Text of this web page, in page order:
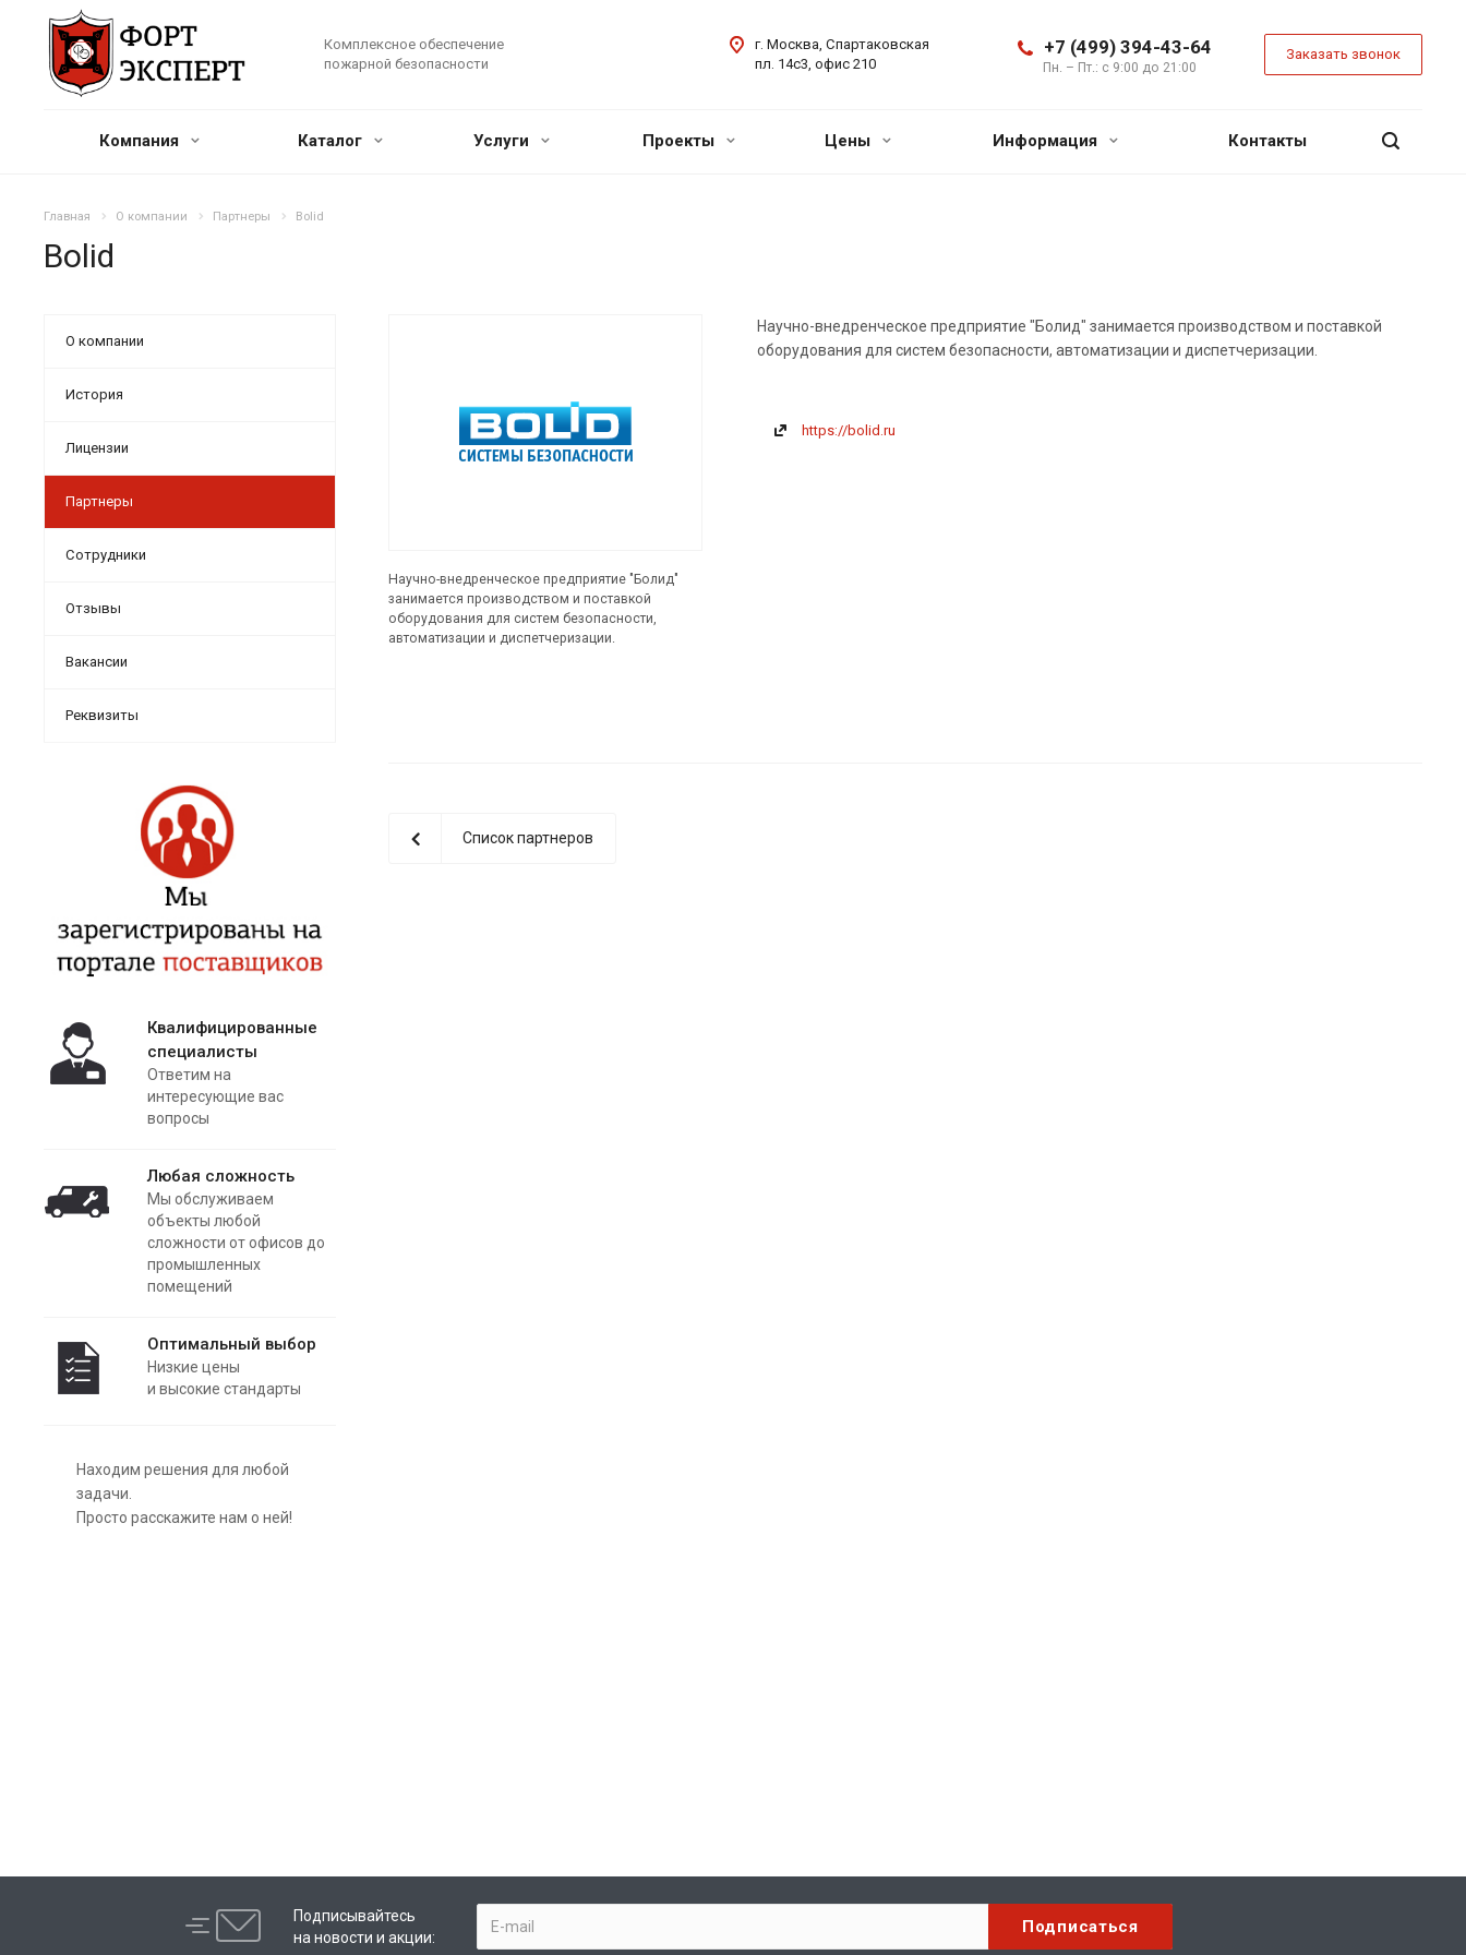
Комплексное обеспечение
пожарной безопасности
+7 (499) 394-43-64
Пн. – Пт.: с 9:00 до 21:00
Заказать звонок
г. Москва, Спартаковская
пл. 14с3, офис 210
Компания Каталог Услуги Проекты Цены Информация Контакты
Главная О компании Партнеры Bolid
Bolid
Научно-внедренческое предприятие "Болид"
занимается производством и поставкой
оборудования для систем безопасности,
автоматизации и диспетчеризации.
Научно-внедренческое предприятие "Болид" занимается производством и поставкой
оборудования для систем безопасности, автоматизации и диспетчеризации.
https://bolid.ru
Список партнеров
О компании
История
Лицензии
Партнеры
Сотрудники
Отзывы
Вакансии
Реквизиты
Квалифицированные
специалисты
Ответим на
интересующие вас
вопросы
Любая сложность
Мы обслуживаем
объекты любой
сложности от офисов до
промышленных
помещений
Оптимальный выбор
Низкие цены
и высокие стандарты
Находим решения для любой
задачи.
Просто расскажите нам о ней!
Подписывайтесь
на новости и акции: